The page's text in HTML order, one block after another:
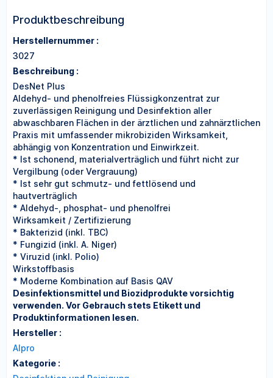
Produktbeschreibung
Herstellernummer :
3027
Beschreibung :
DesNet Plus
Aldehyd- und phenolfreies Flüssigkonzentrat zur
zuverlässigen Reinigung und Desinfektion aller
abwaschbaren Flächen in der ärztlichen und zahnärztlichen
Praxis mit umfassender mikrobiziden Wirksamkeit,
abhängig von Konzentration und Einwirkzeit.
* Ist schonend, materialverträglich und führt nicht zur
Vergilbung (oder Vergrauung)
* Ist sehr gut schmutz- und fettlösend und
hautverträglich
* Aldehyd-, phosphat- und phenolfrei
Wirksamkeit / Zertifizierung
* Bakterizid (inkl. TBC)
* Fungizid (inkl. A. Niger)
* Viruzid (inkl. Polio)
Wirkstoffbasis
* Moderne Kombination auf Basis QAV
Desinfektionsmittel und Biozidprodukte vorsichtig
verwenden. Vor Gebrauch stets Etikett und
Produktinformationen lesen.
Hersteller :
Alpro
Kategorie :